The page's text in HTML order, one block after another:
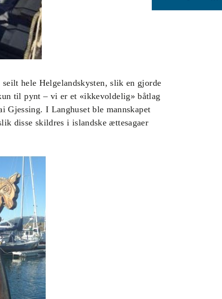
hele Helgelandskysten, slik en gjorde
til pynt – vi er et «ikkevoldelig» båtlag
Gjessing. I Langhuset ble mannskapet
disse skildres i islandske ættesagaer